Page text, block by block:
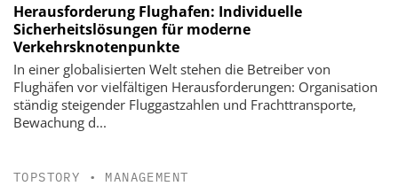
Herausforderung Flughafen: Individuelle
Sicherheitslösungen für moderne
Verkehrsknotenpunkte
In einer globalisierten Welt stehen die Betreiber von
Flughäfen vor vielfältigen Herausforderungen: Organisation
ständig steigender Fluggastzahlen und Frachttransporte,
Bewachung d...
TOPSTORY • MANAGEMENT